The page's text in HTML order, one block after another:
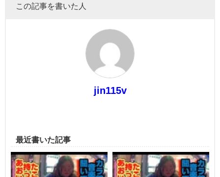
この記事を書いた人
jin115v
最近書いた記事